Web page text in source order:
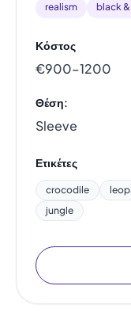
realism black
Κόστος
€900–1200
Θέση:
Sleeve
Ετικέτες
crocodile
jungle